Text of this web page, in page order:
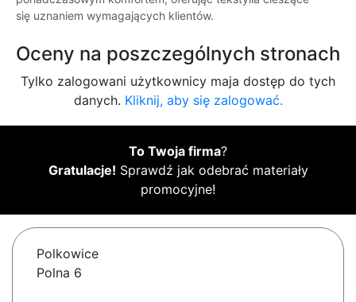
się uznaniem wymagających klientów.
Oceny na poszczególnych stronach
Tylko zalogowani użytkownicy maja dostęp do tych
danych. Kliknij, aby się zalogować.
To Twoja firma?
Gratulacje! Sprawdź jak odebrać materiały
promocyjne!
Polkowice
Polna 6